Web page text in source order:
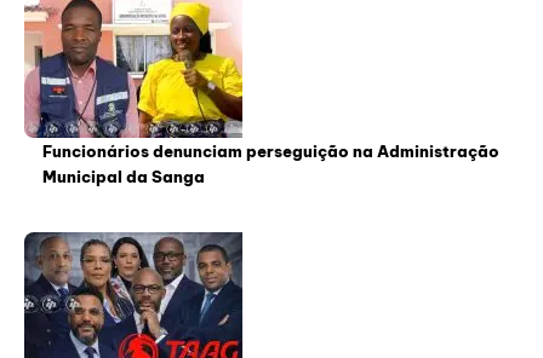
Funcionários denunciam perseguição na Administração
Municipal da Sanga